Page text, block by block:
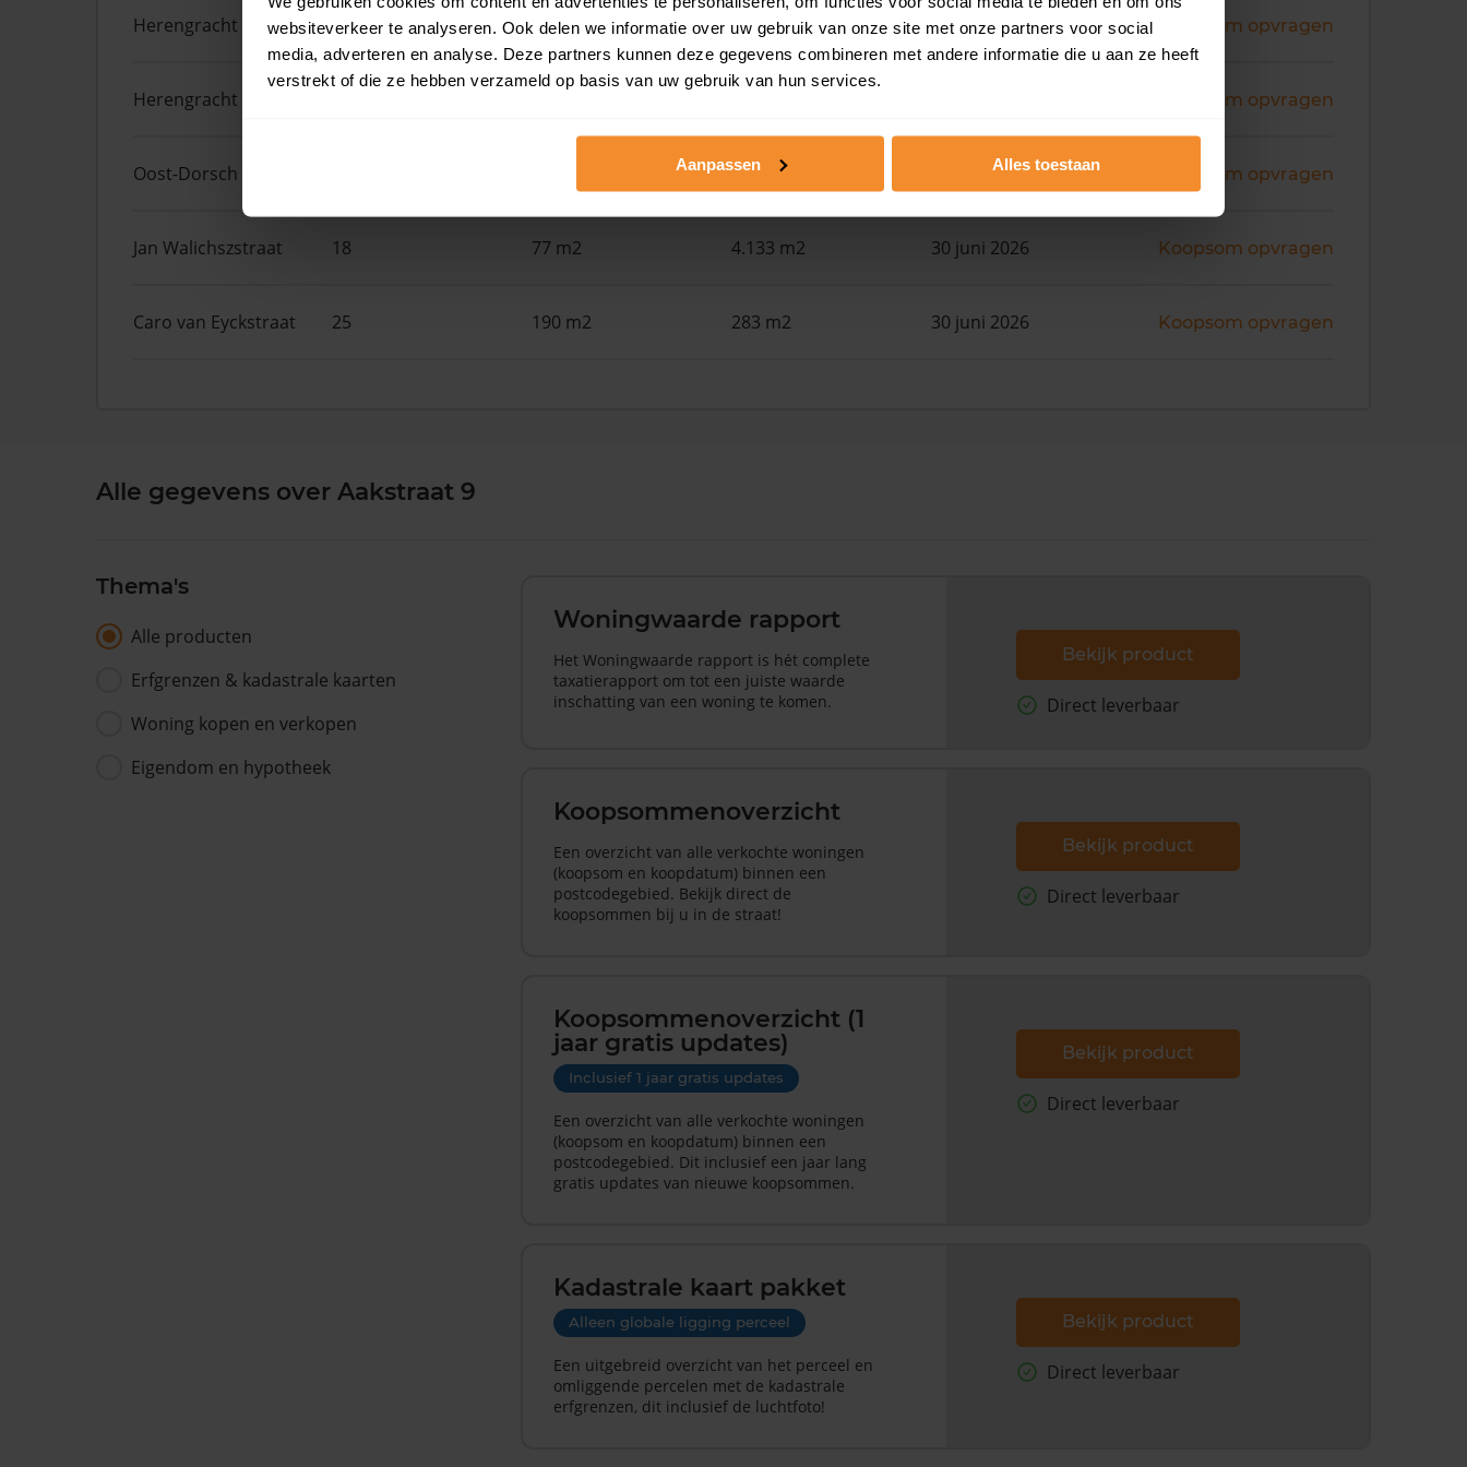
websiteverkeer te analyseren. Ook delen we informatie over uw gebruik van onze site met onze partners voor social
media, adverteren en analyse. Deze partners kunnen deze gegevens combineren met andere informatie die u aan ze heeft
verstrekt of die ze hebben verzameld op basis van uw gebruik van hun services.
Aanpassen Alles toestaan
Herengracht 131 100 m2 105 m2 30 juni 2026 Koopsom opvragen
Herengracht Koopsom opvragen
Oost-Dorsch 2.705 m2 30 juni 2026 Koopsom opvragen
Jan Walichszstraat 18 77 m2 4.133 m2 30 juni 2026 Koopsom opvragen
Caro van Eyckstraat 25 190 m2 283 m2 30 juni 2026 Koopsom opvragen
Alle gegevens over Aakstraat 9
Thema's
Alle producten
Erfgrenzen & kadastrale kaarten
Woning kopen en verkopen
Eigendom en hypotheek
Woningwaarde rapport
Het Woningwaarde rapport is hét complete
taxatierapport om tot een juiste waarde
inschatting van een woning te komen.
Bekijk product
Direct leverbaar
Koopsommenoverzicht
Een overzicht van alle verkochte woningen
(koopsom en koopdatum) binnen een
postcodegebied. Bekijk direct de
koopsommen bij u in de straat!
Bekijk product
Direct leverbaar
Koopsommenoverzicht (1
jaar gratis updates)
Inclusief 1 jaar gratis updates
Een overzicht van alle verkochte woningen
(koopsom en koopdatum) binnen een
postcodegebied. Dit inclusief een jaar lang
gratis updates van nieuwe koopsommen.
Bekijk product
Direct leverbaar
Kadastrale kaart pakket
Alleen globale ligging perceel
Een uitgebreid overzicht van het perceel en
omliggende percelen met de kadastrale
erfgrenzen, dit inclusief de luchtfoto!
Bekijk product
Direct leverbaar